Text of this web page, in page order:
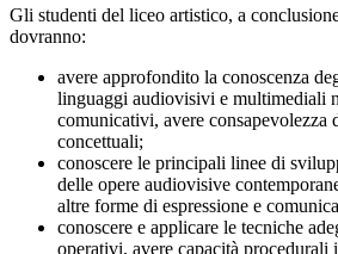
Gli studenti del liceo artistico, a
dovranno:
avere approfondito la conoscenza
linguaggi audiovisivi e multimediali
comunicativi, avere consapevolezza
concettuali;
conoscere le principali linee di
delle opere audiovisive
altre forme di espressione e
conoscere e applicare le tecniche
operativi, avere capacità procedurali